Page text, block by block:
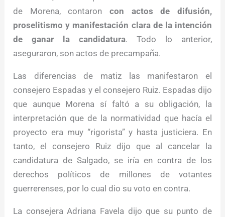
de Morena, contaron con actos de difusión,
proselitismo y manifestación clara de la intención
de ganar la candidatura. Todo lo anterior,
aseguraron, son actos de precampaña.
Las diferencias de matiz las manifestaron el
consejero Espadas y el consejero Ruiz. Espadas dijo
que aunque Morena sí faltó a su obligación, la
interpretación que de la normatividad que hacía el
proyecto era muy “rigorista” y hasta justiciera. En
tanto, el consejero Ruiz dijo que al cancelar la
candidatura de Salgado, se iría en contra de los
derechos políticos de millones de votantes
guerrerenses, por lo cual dio su voto en contra.
La consejera Adriana Favela dijo que su punto de